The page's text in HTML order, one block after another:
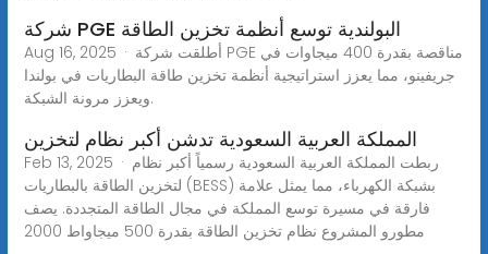
شركة PGE البولندية توسع أنظمة تخزين الطاقة
Aug 16, 2025 · أطلقت شركة PGE مناقصة بقدرة 400 ميجاوات في
جريفينو، مما يعزز استراتيجية أنظمة تخزين طاقة البطاريات في بولندا
ويعزز مرونة الشبكة.
المملكة العربية السعودية تدشن أكبر نظام لتخزين
Feb 13, 2025 · ربطت المملكة العربية السعودية رسمياً أكبر نظام
لتخزين الطاقة بالبطاريات (BESS) بشبكة الكهرباء، مما يمثل علامة
فارقة في مسيرة توسع المملكة في مجال الطاقة المتجددة. يصف
مطورو المشروع نظام تخزين الطاقة بقدرة 500 ميجاواط 2000